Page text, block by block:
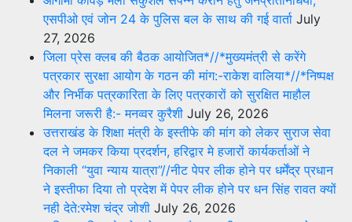
एसपीओ एवं जोन 24 के पुलिस बल के साथ की गई वार्ता July
27, 2026
जिला प्रेस क्लब की बैठक आयोजित*//*मुख्यमंत्री से करेंगे
पत्रकार सुरक्षा आयोग के गठन की मांग:-राकेश वालिया*//*निष्पक्ष
और निर्भीक पत्रकारिता के लिए पत्रकारों को सुरक्षित माहौल
मिलना जरूरी है:- मनव्वर कुरैशी July 26, 2026
उत्तराखंड के शिक्षा मंत्री के इस्तीफे की मांग को लेकर सुराज सेवा
दल ने जमकर किया प्रदर्शन, हरिद्वार मे हजारों कार्यकर्ताओं ने
निकाली “युवा न्याय यात्रा”//नीट पेपर लीक होने पर धर्मेंद्र प्रधान
ने इस्तीफा दिया तो प्रदेश में पेपर लीक होने पर धन सिंह रावत क्यों
नही देते:रमेश चंद्र जोशी July 26, 2026